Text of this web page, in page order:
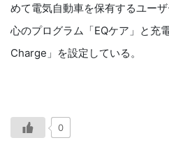
めて電気自動車を保有するユー
心のプログラム「EQケア」と充
Charge」を設定している。
0